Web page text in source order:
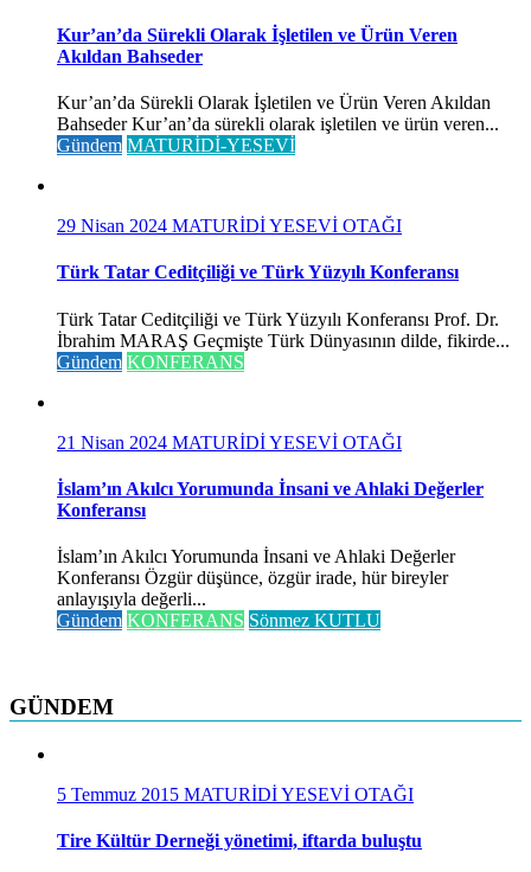
Kur’an’da Sürekli Olarak İşletilen ve Ürün Veren
Akıldan Bahseder
Kur’an’da Sürekli Olarak İşletilen ve Ürün Veren Akıldan
Bahseder Kur’an’da sürekli olarak işletilen ve ürün veren...
Gündem MATURİDİ-YESEVİ
29 Nisan 2024 MATURİDİ YESEVİ OTAĞI
Türk Tatar Ceditçiliği ve Türk Yüzyılı Konferansı
Türk Tatar Ceditçiliği ve Türk Yüzyılı Konferansı Prof. Dr.
İbrahim MARAŞ Geçmişte Türk Dünyasının dilde, fikirde...
Gündem KONFERANS
21 Nisan 2024 MATURİDİ YESEVİ OTAĞI
İslam’ın Akılcı Yorumunda İnsani ve Ahlaki Değerler
Konferansı
İslam’ın Akılcı Yorumunda İnsani ve Ahlaki Değerler
Konferansı Özgür düşünce, özgür irade, hür bireyler
anlayışıyla değerli...
Gündem KONFERANS Sönmez KUTLU
GÜNDEM
5 Temmuz 2015 MATURİDİ YESEVİ OTAĞI
Tire Kültür Derneği yönetimi, iftarda buluştu